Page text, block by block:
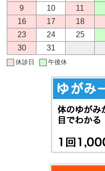
9
10 11
16
17 18
23
24 25
30
31
休診日 午後休